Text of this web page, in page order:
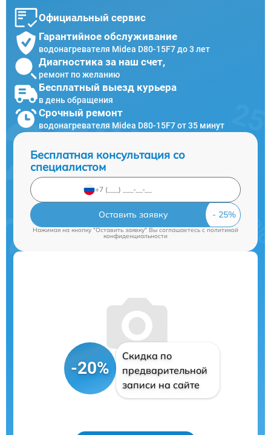
Официальный сервис
Гарантийное обслуживание
водонагревателя Midea D80-15F7 до 3 лет
Диагностика за наш счет,
ремонт по желанию
Бесплатный выезд курьера
в день обращения
Срочный ремонт
водонагревателя Midea D80-15F7 от 35 минут
Бесплатная консультация со
специалистом
Оставить заявку
Нажимая на кнопку "Оставить заявку" Вы соглашаетесь cполитикой
конфиденциальности
-20%
Скидка по
предварительной
записи на сайте